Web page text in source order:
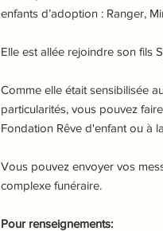
enfants d’adoption : Ranger,
Elle est allée rejoindre son fils
Comme elle était sensibilisée
particularités, vous pouvez
Fondation Rêve d'enfant ou à
Vous pouvez envoyer vos
complexe funéraire.
Pour renseignements: